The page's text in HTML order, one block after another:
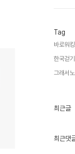
Tag
바로워킹,
한국걷
그래서
최
인
최근글
최근댓